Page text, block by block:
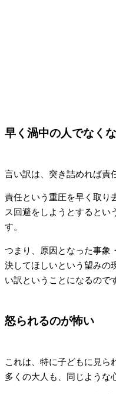
早く渦中の人でなく
言い訳は、突き詰めれば責
責任という重圧を早く取り
ス回避をしようとするとい
す。
つまり、原因となった事象
決してほしいという望みの
い訳ということになるので
怒られるのが怖い
これは、特に子どもに見ら
多くの大人も、同じような